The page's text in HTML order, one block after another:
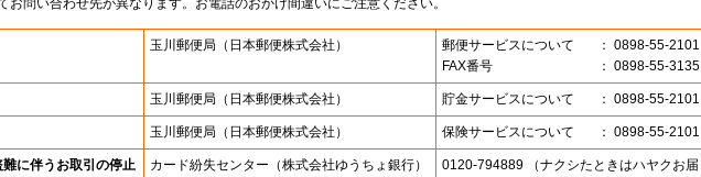
問い合わせ先が異なります。お電話のおかけ間違いにご注意ください。
玉川郵便局 （日本郵便株式会社） 郵便サービスについて
： 0898-55-2101
FAX番号
： 0898-55-3135
玉川郵便局 （日本郵便株式会社） 貯金サービスについて ： 0898-55-2101
玉川郵便局 （日本郵便株式会社） 保険サービスについて ： 0898-55-2101
に伴うお取引の停止 カード紛失センター （株式会社ゆうちょ銀行）
0120-794889 （ナクシたときはハヤクお届